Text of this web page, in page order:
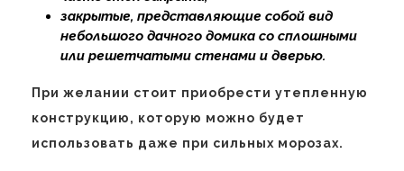
закрытые, представляющие собой вид
небольшого дачного домика со сплошными
или решетчатыми стенами и дверью.
При желании стоит приобрести утепленную
конструкцию, которую можно будет
использовать даже при сильных морозах.